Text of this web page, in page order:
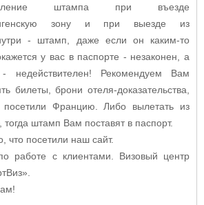
штампа при въезде
зонуи при выезде из
- штамп , даже если он каким-то
у вас в паспорте - незаконен, а
- недействителен! Рекомендуем Вам
билеты, брони отеля-доказательства,
Францию. Либо вылетать из
штамп Вам поставят в паспорт.
что посетили наш сайт.
работе с клиентами. Визовый центр